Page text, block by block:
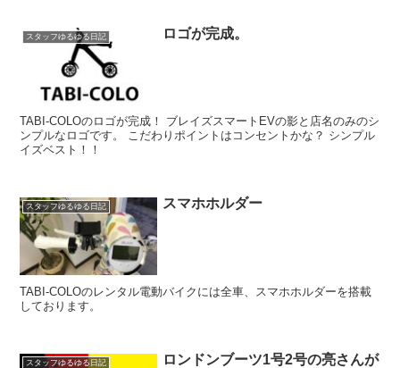
スタッフゆるゆる日記 ロゴが完成。
TABI-COLOのロゴが完成！ ブレイズスマートEVの影と店名のみのシ
ンプルなロゴです。 こだわりポイントはコンセントかな？ シンプル
イズベスト！！
スタッフゆるゆる日記 スマホホルダー
TABI-COLOのレンタル電動バイクには全車、スマホホルダーを搭載
しております。
スタッフゆるゆる日記
ロンドンブーツ1号2号の亮さんが